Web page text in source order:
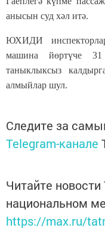
анысын суд хәл итә.
ЮХИДИ
машина йөртүче
таныклыксыз
алмыйлар шул.
Следите за
Telegram-канале
Читайте новости
национальном
https://max.ru/